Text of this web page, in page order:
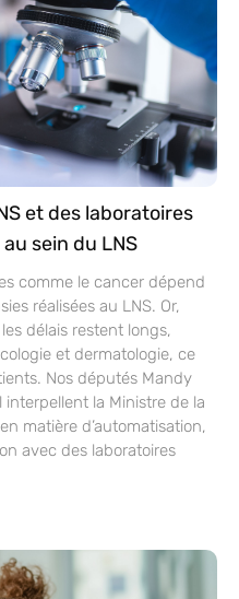
et des laboratoires
sein du LNS
comme le cancer dépend
réalisées au LNS. Or,
délais restent longs,
et dermatologie, ce
Nos députés Mandy
interpellent la Ministre de la
matière d’automatisation,
avec des laboratoires